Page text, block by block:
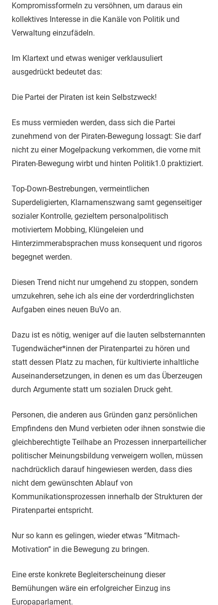
Kompromissformeln zu versöhnen, um daraus ein
kollektives Interesse in die Kanäle von Politik und
Verwaltung einzufädeln.
Im Klartext und etwas weniger verklausuliert
ausgedrückt bedeutet das:
Die Partei der Piraten ist kein Selbstzweck!
Es muss vermieden werden, dass sich die Partei
zunehmend von der Piraten-Bewegung lossagt: Sie darf
nicht zu einer Mogelpackung verkommen, die vorne mit
Piraten-Bewegung wirbt und hinten Politik1.0 praktiziert.
Top-Down-Bestrebungen, vermeintlichen
Superdeligierten, Klarnamenszwang samt gegenseitiger
sozialer Kontrolle, gezieltem personalpolitisch
motiviertem Mobbing, Klüngeleien und
Hinterzimmerabsprachen muss konsequent und rigoros
begegnet werden.
Diesen Trend nicht nur umgehend zu stoppen, sondern
umzukehren, sehe ich als eine der vorderdringlichsten
Aufgaben eines neuen BuVo an.
Dazu ist es nötig, weniger auf die lauten selbsternannten
Tugendwächer*innen der Piratenpartei zu hören und
statt dessen Platz zu machen, für kultivierte inhaltliche
Auseinandersetzungen, in denen es um das Überzeugen
durch Argumente statt um sozialen Druck geht.
Personen, die anderen aus Gründen ganz persönlichen
Empfindens den Mund verbieten oder ihnen sonstwie die
gleichberechtigte Teilhabe an Prozessen innerparteilicher
politischer Meinungsbildung verweigern wollen, müssen
nachdrücklich darauf hingewiesen werden, dass dies
nicht dem gewünschten Ablauf von
Kommunikationsprozessen innerhalb der Strukturen der
Piratenpartei entspricht.
Nur so kann es gelingen, wieder etwas “Mitmach-
Motivation“ in die Bewegung zu bringen.
Eine erste konkrete Begleiterscheinung dieser
Bemühungen wäre ein erfolgreicher Einzug ins
Europaparlament.